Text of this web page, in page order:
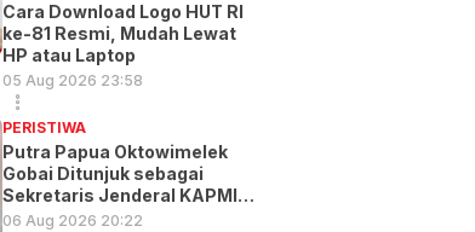
Cara Download Logo HUT RI
ke-81 Resmi, Mudah Lewat
HP atau Laptop
05 Aug 2026 23:58
PERISTIWA
Putra Papua Oktowimelek
Gobai Ditunjuk sebagai
Sekretaris Jenderal KAPMI
PT
06 Aug 2026 20:22